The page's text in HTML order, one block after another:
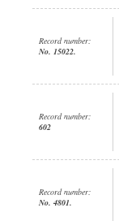
Record number:
No. 15022.
Record number:
602
Record number:
No. 4801.